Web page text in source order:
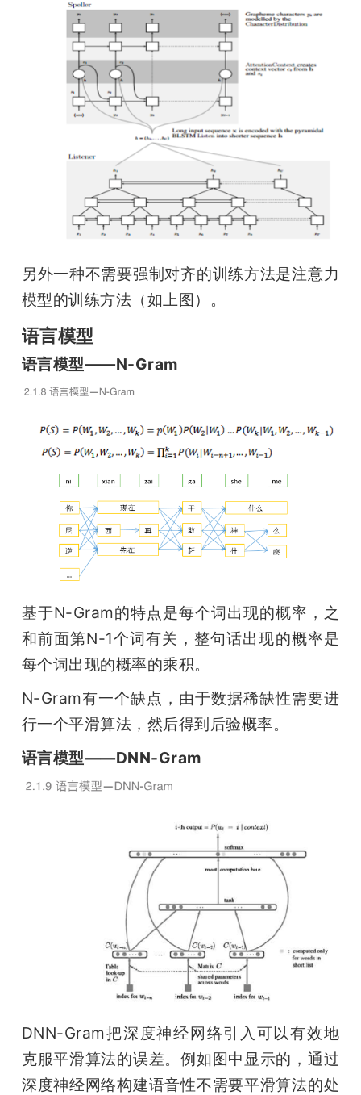
另外一种不需要强制对齐的训练方法是注意力
模型的训练方法（如上图）。
语言模型
语言模型——N-Gram
基于N-Gram的特点是每个词出现的概率，之
和前面第N-1个词有关，整句话出现的概率是
每个词出现的概率的乘积。
N-Gram有一个缺点，由于数据稀缺性需要进
行一个平滑算法，然后得到后验概率。
语言模型——DNN-Gram
DNN-Gram把深度神经网络引入可以有效地
克服平滑算法的误差。例如图中显示的，通过
深度神经网络构建语音性不需要平滑算法的处